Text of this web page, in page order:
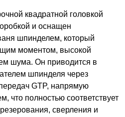
квадратной головкой
и оснащен
шпинделем, который
моментом, высокой
шума. Он приводится в
шпинделя через
GTP, напрямую
что полностью соответствует
сверления и